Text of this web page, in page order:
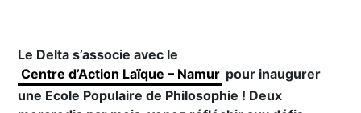
Le Delta s’associe avec le
Centre d’Action Laïque – Namur pour inaugurer
une Ecole Populaire de Philosophie ! Deux